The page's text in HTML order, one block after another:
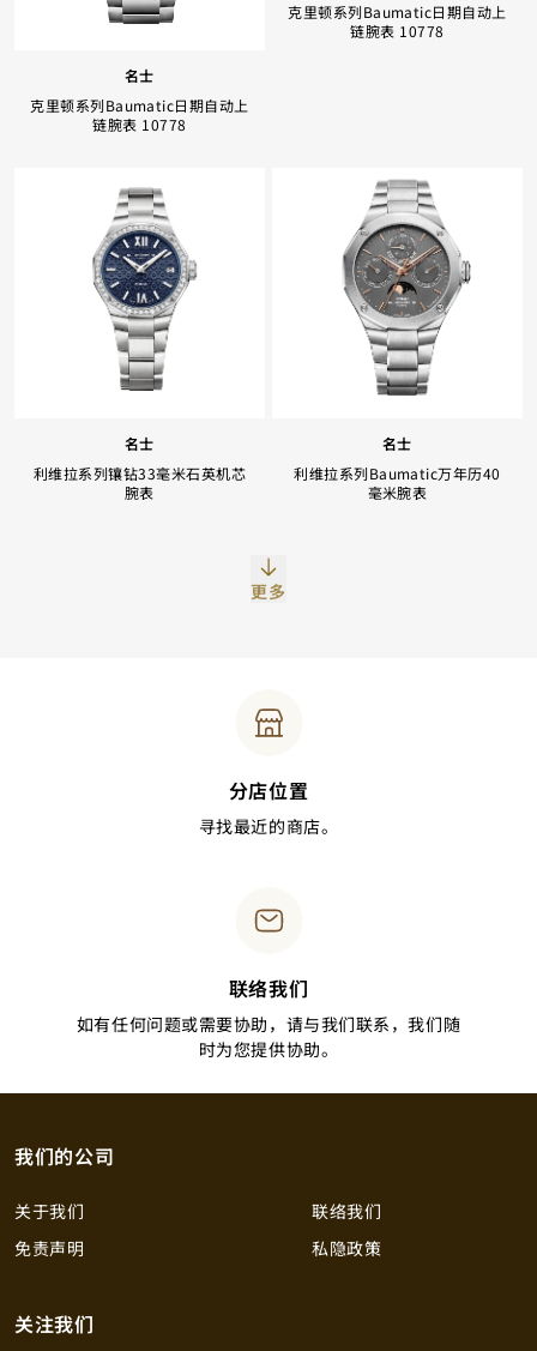
名士
克里顿系列Baumatic日期自动上
链腕表 10778
克里顿系列Baumatic日期自动上
链腕表 10778
名士
利维拉系列镶钻33毫米石英机芯
腕表
名士
利维拉系列Baumatic万年历40
毫米腕表
更多
分店位置
寻找最近的商店。
联络我们
如有任何问题或需要协助，请与我们联系，我们随
时为您提供协助。
我们的公司
关于我们
联络我们
免责声明
私隐政策
关注我们